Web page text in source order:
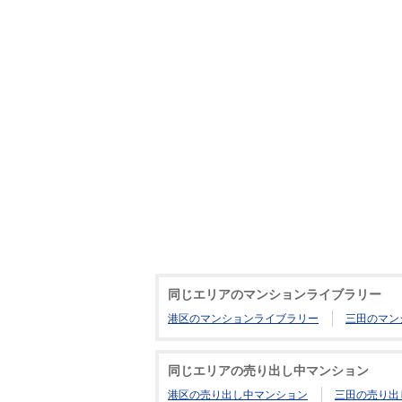
同じエリアのマンションライブラリー
港区のマンションライブラリー 三田のマン
同じエリアの売り出し中マンション
港区の売り出し中マンション 三田の売り